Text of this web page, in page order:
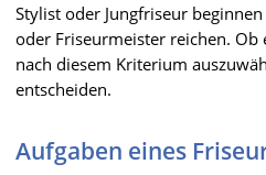
Stylist oder Jungfriseur
oder Friseurmeister reichen. Ob
nach diesem Kriterium
entscheiden.
Aufgaben eines